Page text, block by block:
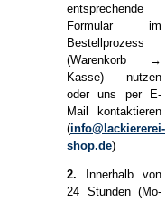
entsprechende
Formular im
Bestellprozess
(Warenkorb →
Kasse) nutzen
oder uns per E-
Mail kontaktieren
(info@lackiererei-
shop.de)
2. Innerhalb von
24 Stunden (Mo-